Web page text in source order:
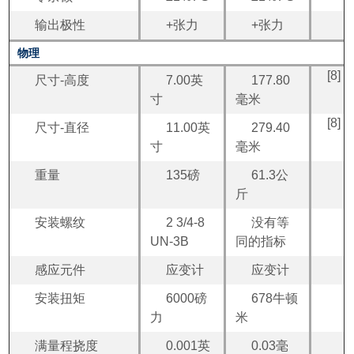
输出极性 +张力 +张力
物理
尺寸-高度
7.00英
寸
177.80
毫米
[8]
尺寸-直径
11.00英
寸
279.40
毫米
[8]
重量 135磅
61.3公
斤
安装螺纹
2 3/4-8
UN-3B
没有等
同的指标
感应元件 应变计 应变计
安装扭矩
6000磅
力
678牛顿
米
满量程挠度 0.001英 0.03毫